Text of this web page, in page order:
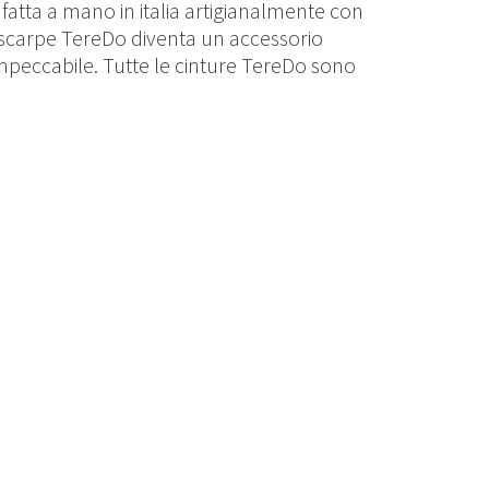
a mano in italia artigianalmente con
TereDo diventa un accessorio
Tutte le cinture TereDo sono